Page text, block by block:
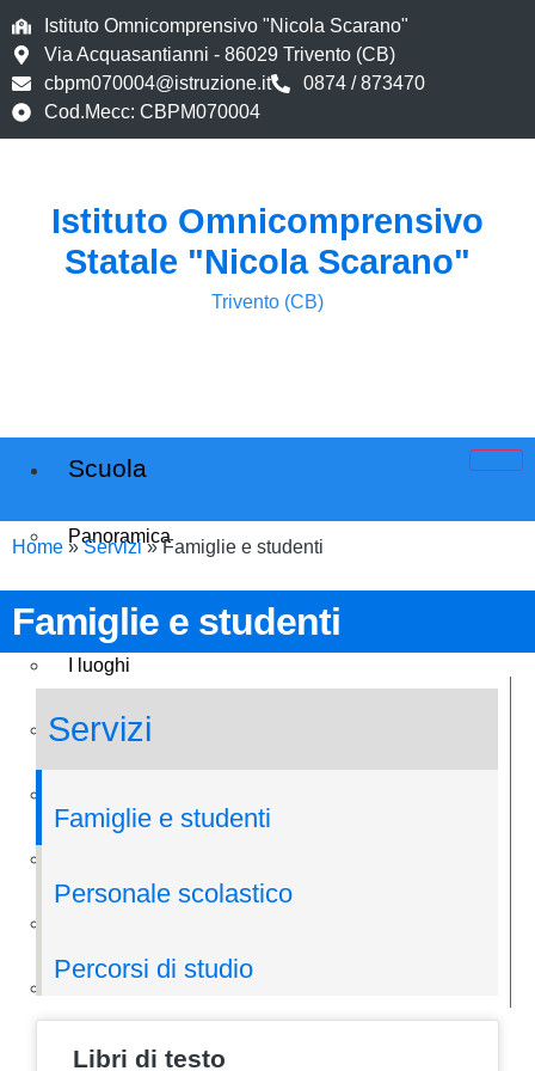
Istituto Omnicomprensivo "Nicola Scarano"
Via Acquasantianni - 86029 Trivento (CB)
cbpm070004@istruzione.it
0874 / 873470
Cod.Mecc: CBPM070004
Istituto Omnicomprensivo
Statale "Nicola Scarano"
Trivento (CB)
Scuola
Panoramica
I luoghi
Le persone
Home »Servizi»Famiglie e studenti
Famiglie e studenti
Servizi
Famiglie e studenti
Personale scolastico
Percorsi di studio
Libri di testo